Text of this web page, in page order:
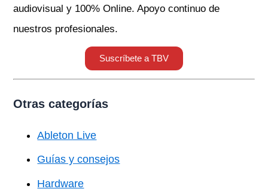
audiovisual y 100% Online. Apoyo continuo de
nuestros profesionales.
Suscríbete a TBV
Otras categorías
Ableton Live
Guías y consejos
Hardware